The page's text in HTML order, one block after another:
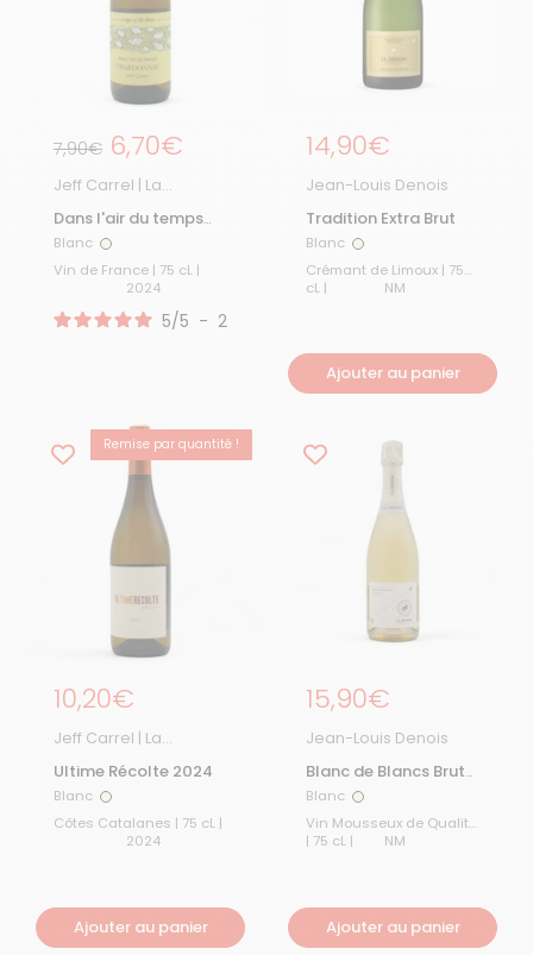
Prix de solde
7,90€ Prix régulier
6,70€
Jeff Carrel | La
Boutique
Dans l'air du temps
Chardonnay 2024
Blanc Blanc
Vin de France | 75 cL |
2024
5/5 - 2
Prix régulier
14,90€
Jean-Louis Denois
Tradition Extra Brut
Blanc Blanc
Crémant de Limoux | 75
cL |
NM
Ajouter au panier
Remise par quantité !
Prix régulier
10,20€
Jeff Carrel | La
Ultime Récolte 2024
Blanc Blanc
Côtes Catalanes | 75 cL |
2024
Ajouter au panier
Prix régulier
15,90€
Jean-Louis Denois
Blanc de Blancs Brut
Nature
Blanc Blanc
Vin Mousseux de Qualité
| 75 cL |
NM
Ajouter au panier